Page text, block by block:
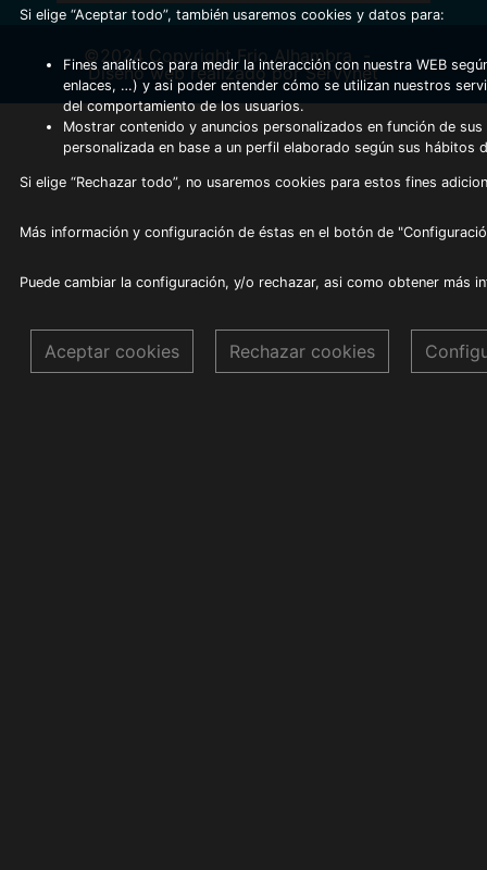
©2024 Copyright Frio Alhambra
Diseño web realizado por Servynet
Si elige “Aceptar todo”, también usaremos cookies y datos para:
Fines analíticos para medir la interacción con nuestra WEB
enlaces, …) y asi poder entender cómo se utilizan nuestros
del comportamiento de los usuarios.
Mostrar contenido y anuncios personalizados en función de
personalizada en base a un perfil elaborado según sus hábitos
Si elige “Rechazar todo”, no usaremos cookies para estos fines
Más información y configuración de éstas en el botón de
Puede cambiar la configuración, y/o rechazar, asi como obtener más
Aceptar cookies Rechazar cookies